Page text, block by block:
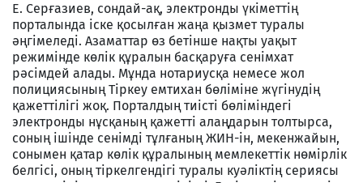
Е. Серғазиев, сондай-ақ, электронды үкіметтің
порталында іске қосылған жаңа қызмет туралы
әңгімеледі. Азаматтар өз бетінше нақты уақыт
режимінде көлік құралын басқаруға сенімхат
рәсімдей алады. Мұнда нотариусқа немесе жол
полициясының Тіркеу емтихан бөліміне жүгінудің
қажеттілігі жоқ. Порталдың тиісті бөліміндегі
электронды нұсқаның қажетті алаңдарын толтырса,
соның ішінде сенімді тұлғаның ЖИН-ін, мекенжайын,
сонымен қатар көлік құралының мемлекеттік нөмірлік
белгісі, оның тіркелгендігі туралы куәліктің сериясы